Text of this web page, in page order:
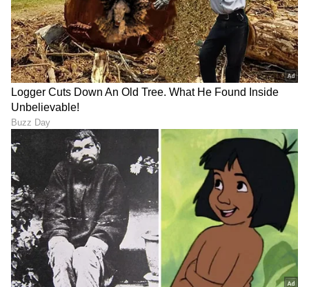
DOWNLOAD APP
RECOMMENDED STORIES